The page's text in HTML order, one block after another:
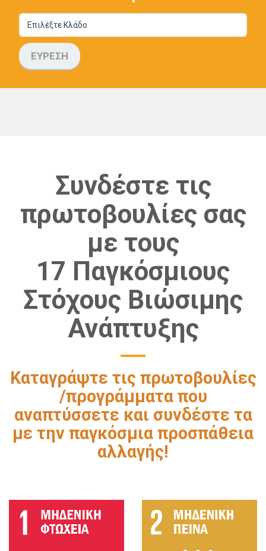
ΕΥΡΕΣΗ
Συνδέστε τις
πρωτοβουλίες σας
με τους
17 Παγκόσμιους
Στόχους Βιώσιμης
Ανάπτυξης
Καταγράψτε τις πρωτοβουλίες
/προγράμματα που
αναπτύσσετε και συνδέστε τα
με την παγκόσμια προσπάθεια
αλλαγής!